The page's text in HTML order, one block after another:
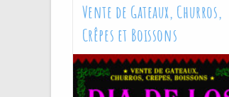
Vente de Gateaux, Churros,
Crêpes et Boissons